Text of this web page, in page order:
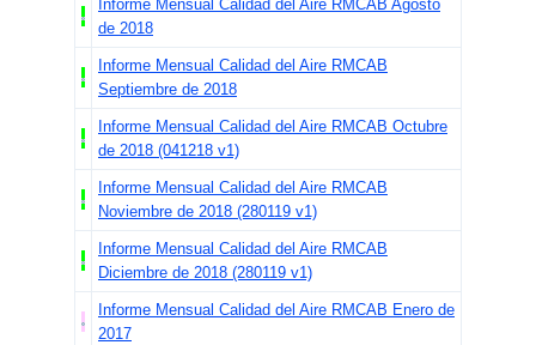
Informe Mensual Calidad del Aire RMCAB Agosto
de 2018
Informe Mensual Calidad del Aire RMCAB
Septiembre de 2018
Informe Mensual Calidad del Aire RMCAB Octubre
de 2018 (041218 v1)
Informe Mensual Calidad del Aire RMCAB
Noviembre de 2018 (280119 v1)
Informe Mensual Calidad del Aire RMCAB
Diciembre de 2018 (280119 v1)
Informe Mensual Calidad del Aire RMCAB Enero de
2017